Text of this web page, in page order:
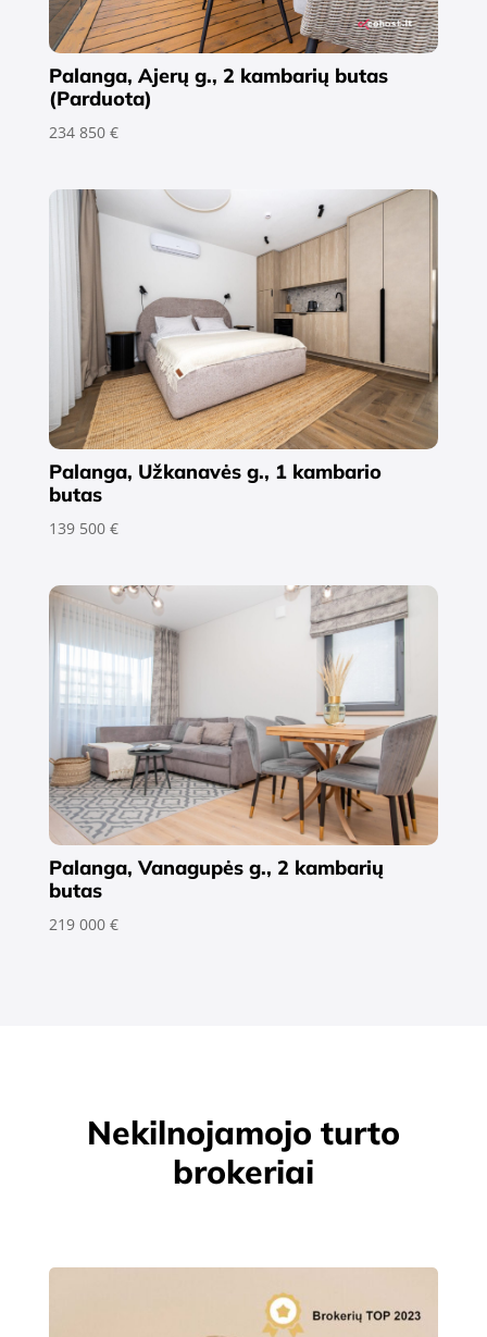
Palanga, Ajerų g., 2 kambarių butas
(Parduota)
234 850 €
Palanga, Užkanavės g., 1 kambario
butas
139 500 €
Palanga, Vanagupės g., 2 kambarių
butas
219 000 €
Nekilnojamojo turto
brokeriai